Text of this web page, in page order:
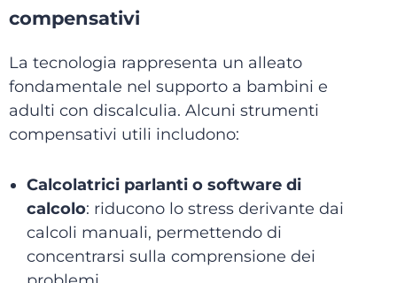
compensativi
La tecnologia rappresenta un alleato
fondamentale nel supporto a bambini e
adulti con discalculia. Alcuni strumenti
compensativi utili includono:
Calcolatrici parlanti o software di
calcolo: riducono lo stress derivante dai
calcoli manuali, permettendo di
concentrarsi sulla comprensione dei